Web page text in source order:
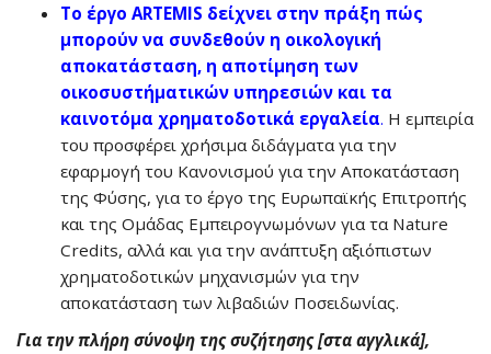
Το έργο ARTEMIS δείχνει στην πράξη πώς
μπορούν να συνδεθούν η οικολογική
αποκατάσταση, η αποτίμηση των
οικοσυστήματικών υπηρεσιών και τα
καινοτόμα χρηματοδοτικά εργαλεία. Η εμπειρία
του προσφέρει χρήσιμα διδάγματα για την
εφαρμογή του Κανονισμού για την Αποκατάσταση
της Φύσης, για το έργο της Ευρωπαϊκής Επιτροπής
και της Ομάδας Εμπειρογνωμόνων για τα Nature
Credits, αλλά και για την ανάπτυξη αξιόπιστων
χρηματοδοτικών μηχανισμών για την
αποκατάσταση των λιβαδιών Ποσειδωνίας.
Για την πλήρη σύνοψη της συζήτησης [στα αγγλικά],